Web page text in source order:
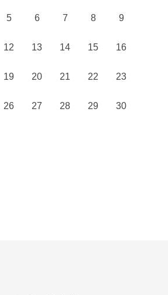
5 6 7 8 9
12 13 14 15 16
19 20 21 22 23
26 27 28 29 30